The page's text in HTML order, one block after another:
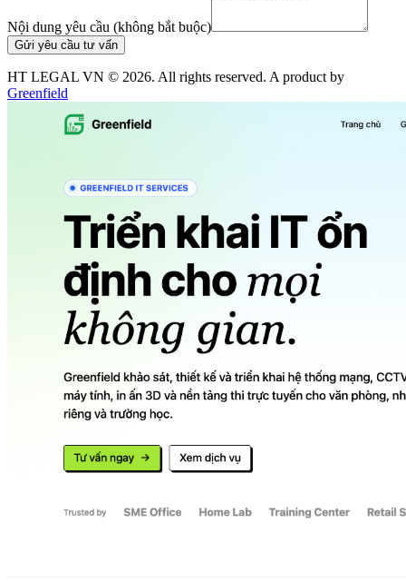
Nội dung yêu cầu (không bắt buộc)
Gửi yêu cầu tư vấn
HT LEGAL VN © 2026. All rights reserved. A product by
Greenfield